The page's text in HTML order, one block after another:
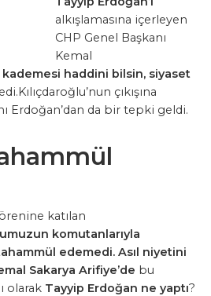
alkışlamasına içerleyen
CHP Genel Başkanı
Kemal
kademesi haddini bilsin, siyaset
çıkışına
Erdoğan’dan da bir tepki geldi.
katılan
komutanlarıyla
edemedi. Asıl niyetini
Sakarya Arifiye’de bu
olarak Tayyip Erdoğan ne yaptı?